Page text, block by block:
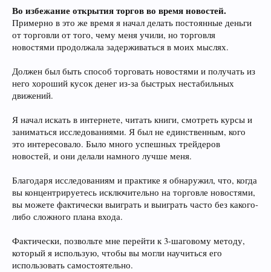
Во избежание открытия торгов во время новостей.
Примерно в это же время я начал делать постоянные деньги
от торговли от того, чему меня учили, но торговля
новостями продолжала задерживаться в моих мыслях.
Должен был быть способ торговать новостями и получать из
него хороший кусок денег из-за быстрых нестабильных
движений.
Я начал искать в интернете, читать книги, смотреть курсы и
заниматься исследованиями. Я был не единственным, кого
это интересовало. Было много успешных трейдеров
новостей, и они делали намного лучше меня.
Благодаря исследованиям и практике я обнаружил, что, когда
вы концентрируетесь исключительно на торговле новостями,
вы можете фактически выиграть и выиграть часто без какого-
либо сложного плана входа.
Фактически, позвольте мне перейти к 3-шаговому методу,
который я использую, чтобы вы могли научиться его
использовать самостоятельно.